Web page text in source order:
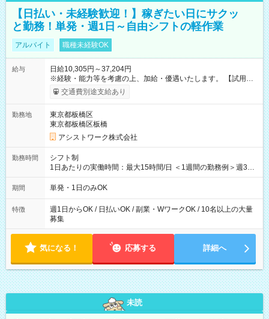
【日払い・未経験歓迎！】稼ぎたい日にサクッ
と勤務！単発・週1日～自由シフトの軽作業
アルバイト 職種未経験OK
給与
日給10,305円～37,204円
※経験・能力等を考慮の上、加給・優遇いたします。 【試用期
間】試用期間なし
交通費別途支給あり
勤務地
東京都板橋区
東京都板橋区板橋
アシストワーク株式会社
勤務時間
シフト制
1日あたりの実働時間：最大15時間/日 ＜1週間の勤務例＞週3回
勤務 勤務：月・水・金 休み：火・木・土・日 好きな時にお仕事
可能です！ ※1日あたりの最大実働時間は日勤、夜勤共に勤務し
期間 単発・1日のみOK
特徴
週1日からOK / 日払いOK / 副業・WワークOK / 10名以上の大量
募集
気になる！ 応募する 詳細へ
未読